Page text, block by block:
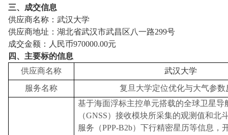
三、成交信息
供应商名称： 武汉大学
供应商地址： 湖北省武汉市武昌区八一路299号
成交金额：
人民币970000.00元
四、主要标的信息
供应商名称
武汉大学
服务名称
复旦大学定位优化与大气参数
基于海面浮标主控单元搭载的全球卫星导
（GNSS）接收模块所采集的观测值和北
服务（PPP-B2b）下行精密星历等信息，